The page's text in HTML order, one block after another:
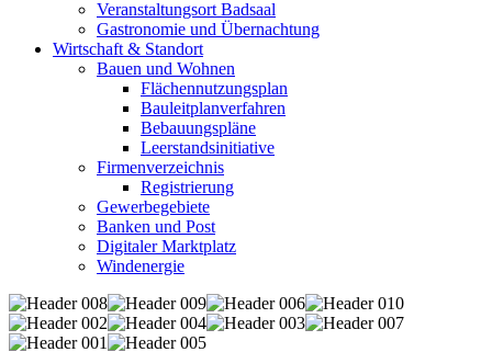
Veranstaltungsort Badsaal
Gastronomie und Übernachtung
Wirtschaft & Standort
Bauen und Wohnen
Flächennutzungsplan
Bauleitplanverfahren
Bebauungspläne
Leerstandsinitiative
Firmenverzeichnis
Registrierung
Gewerbegebiete
Banken und Post
Digitaler Marktplatz
Windenergie